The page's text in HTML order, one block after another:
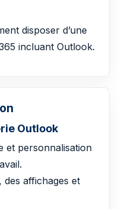
disposer d’une
incluant Outlook.
Outlook
et personnalisation
des affichages et